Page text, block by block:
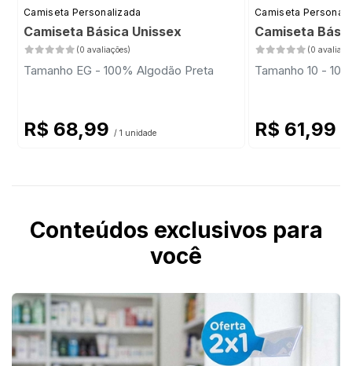
Camiseta Personalizada
Camiseta Básica Unissex
(0 avaliações)
Tamanho EG - 100% Algodão Preta
R$ 68,99 / 1 unidade
Camiseta
Camiseta
(0
Tamanho 10 -
R$ 61,99
Conteúdos exclusivos para
você